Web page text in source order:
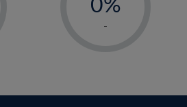
1%
4%
-